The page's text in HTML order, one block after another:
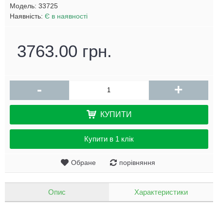
Модель: 33725
Наявність: Є в наявності
3763.00 грн.
- +
КУПИТИ
Купити в 1 клік
Обране порівняння
Опис Характеристики